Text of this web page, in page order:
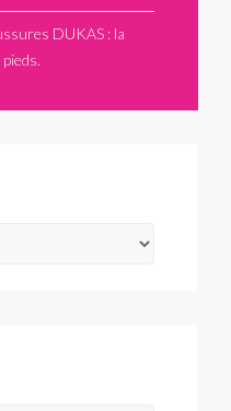
DUKAS : la